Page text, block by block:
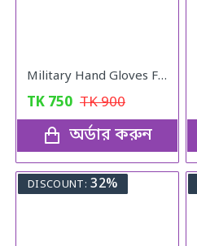
Military Hand Gloves Full Black
TK 750 TK900
অর্ডার করুন
DISCOUNT: 32%